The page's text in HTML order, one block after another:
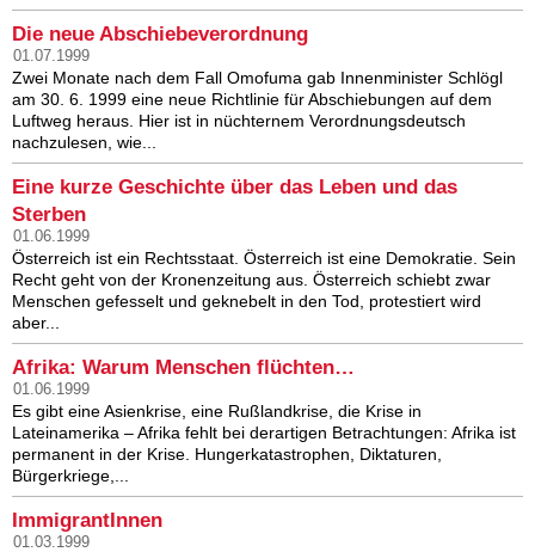
Die neue Abschiebeverordnung
01.07.1999
Zwei Monate nach dem Fall Omofuma gab Innenminister Schlögl
am 30. 6. 1999 eine neue Richtlinie für Abschiebungen auf dem
Luftweg heraus. Hier ist in nüchternem Verordnungsdeutsch
nachzulesen, wie...
Eine kurze Geschichte über das Leben und das
Sterben
01.06.1999
Österreich ist ein Rechtsstaat. Österreich ist eine Demokratie. Sein
Recht geht von der Kronenzeitung aus. Österreich schiebt zwar
Menschen gefesselt und geknebelt in den Tod, protestiert wird
aber...
Afrika: Warum Menschen flüchten…
01.06.1999
Es gibt eine Asienkrise, eine Rußlandkrise, die Krise in
Lateinamerika – Afrika fehlt bei derartigen Betrachtungen: Afrika ist
permanent in der Krise. Hungerkatastrophen, Diktaturen,
Bürgerkriege,...
ImmigrantInnen
01.03.1999